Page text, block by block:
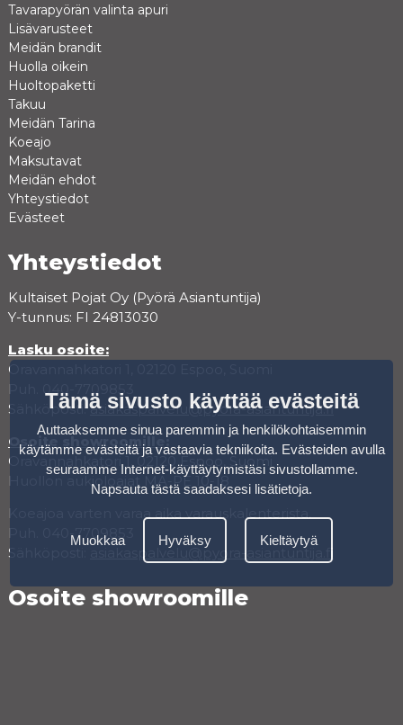
Tavarapyörän valinta apuri
Lisävarusteet
Meidän brandit
Huolla oikein
Huoltopaketti
Takuu
Meidän Tarina
Koeajo
Maksutavat
Meidän ehdot
Yhteystiedot
Evästeet
Yhteystiedot
Kultaiset Pojat Oy (Pyörä Asiantuntija)
Y-tunnus: FI 24813030
Lasku osoite:
Oravannahkatori 1, 02120 Espoo, Suomi
Sähköposti:asiakaspalvelu@pyora-asiantuntija.fi
Osoite showroomille:
Oravannahkatori 1, 02120 Espoo, Suomi
Huollon aukioloajat MA-PE 10-18
Puh. 040-7709853
Sähköposti:
asiakaspalvelu@pyora-asiantuntija.fi
Osoite showroomille
Tämä sivusto käyttää evästeitä
Auttaaksemme sinua paremmin ja henkilökohtaisemmin
käytämme evästeitä ja vastaavia tekniikoita. Evästeiden avulla
seuraamme Internet-käyttäytymistäsi sivustollamme.
Napsauta tästä saadaksesi lisätietoja.
Muokkaa Hyväksy Kieltäytyä